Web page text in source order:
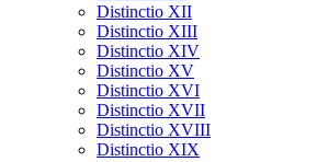
Distinctio XII
Distinctio XIII
Distinctio XIV
Distinctio XV
Distinctio XVI
Distinctio XVII
Distinctio XVIII
Distinctio XIX